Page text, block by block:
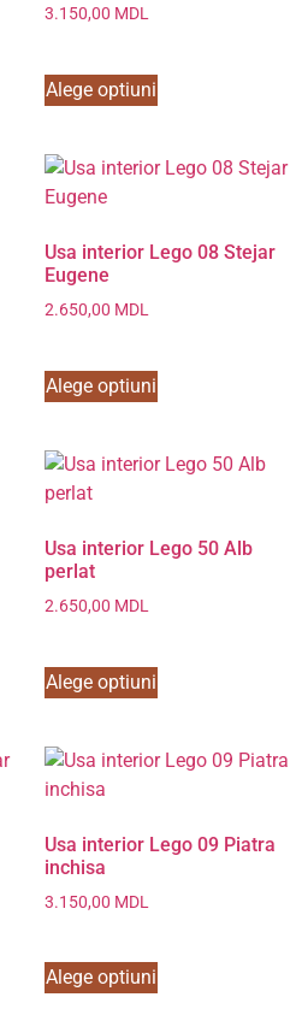
3.150,00 MDL
Alege optiuni
Usa interior Lego 08 Stejar
Eugene
2.650,00 MDL
Alege optiuni
Usa interior Lego 50 Alb
perlat
2.650,00 MDL
Alege optiuni
Usa interior Lego 09 Piatra
inchisa
3.150,00 MDL
Alege optiuni